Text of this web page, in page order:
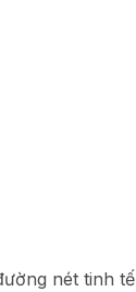
nét tinh tế